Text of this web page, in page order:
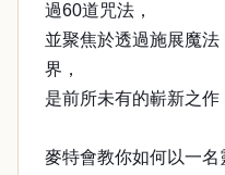
過60道咒法，
並聚焦於透過施展魔
界，
是前所未有的嶄新之作
麥特會教你如何以一名